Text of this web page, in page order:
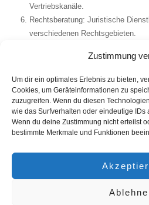
Zustimmung
Um dir ein optimales Erlebnis zu bieten,
Cookies, um Geräteinformationen zu
zuzugreifen. Wenn du diesen
wie das Surfverhalten oder eindeutige IDs
Wenn du deine Zustimmung nicht erteilst
bestimmte Merkmale und Funktionen
Vertriebskanäle.
Rechtsberatung: Juristische
verschiedenen Rechtsgebieten.
Nachhaltigkeit und Compliance
einschließlich
Gesundheit.
Berufe in der
Unternehmensberater/Consultant:
und bietet strategische Lösungen.
Finanzberater/Financial Consultant